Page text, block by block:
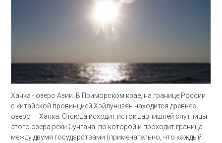
Ханка - озеро Азии. В Приморском крае, на границе России
с китайской провинцией Хэйлунцзян находится древнее
озеро — Ханка. Отсюда исходит исток давнишней спутницы
этого озера реки Сунгача, по которой и проходит граница
между двумя государствами (примечательно, что каждый